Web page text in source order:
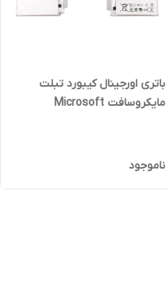
باتری اورجینال کیبورد تبلت
مایکروسافت Microsoft
ناموجود